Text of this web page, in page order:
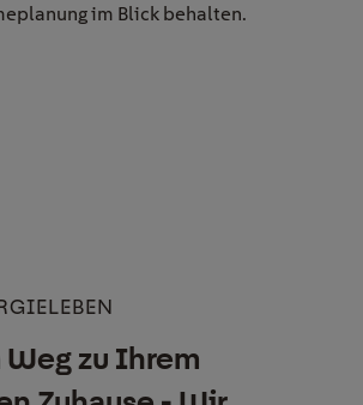
im Blick behalten.
zu Ihrem